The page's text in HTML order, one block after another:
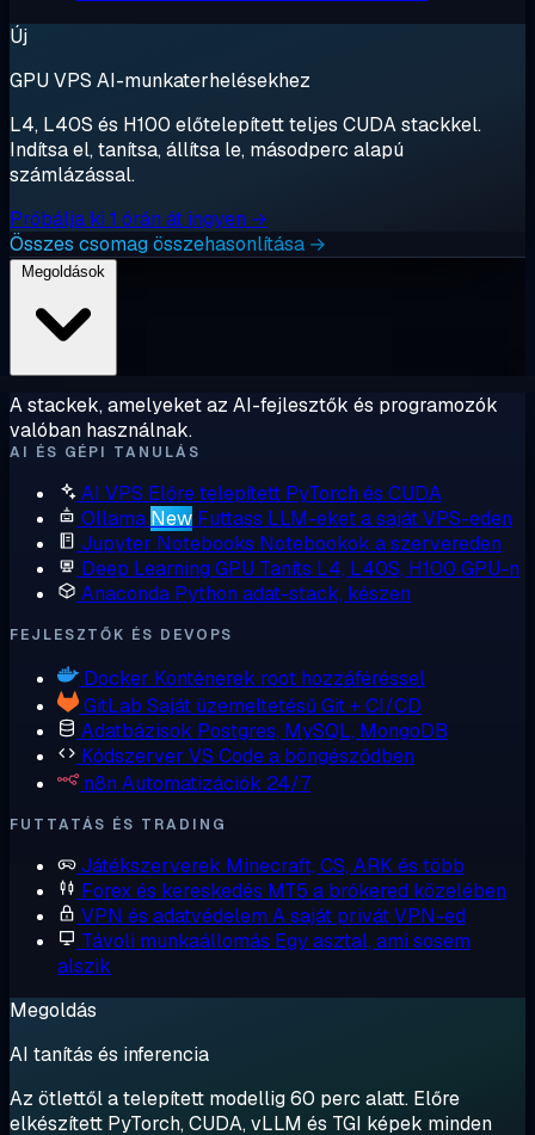
Új
GPU VPS AI-munkaterhelésekhez
L4, L40S és H100 előtelepített teljes CUDA stackkel.
Indítsa el, tanítsa, állítsa le, másodperc alapú
számlázással.
Próbálja ki 1 órán át ingyen →
Összes csomag összehasonlítása →
A stackek, amelyeket az AI-fejlesztők és programozók
valóban használnak.
AI ÉS GÉPI TANULÁS
AI VPS Előre telepített PyTorch és CUDA
Ollama New Futtass LLM-eket a saját VPS-eden
Jupyter Notebooks Notebookok a szervereden
Deep Learning GPU Taníts L4, L40S, H100 GPU-n
Anaconda Python adat-stack, készen
FEJLESZTŐK ÉS DEVOPS
Docker Konténerek root hozzáféréssel
GitLab Saját üzemeltetésű Git + CI/CD
Adatbázisok Postgres, MySQL, MongoDB
Kódszerver VS Code a böngésződben
n8n Automatizációk 24/7
FUTTATÁS ÉS TRADING
Játékszerverek Minecraft, CS, ARK és több
Forex és kereskedés MT5 a brókered közelében
VPN és adatvédelem A saját privát VPN-ed
Távoli munkaállomás Egy asztal, ami sosem
alszik
Megoldás
AI tanítás és inferencia
Az ötlettől a telepített modellig 60 perc alatt. Előre
elkészített PyTorch, CUDA, vLLM és TGI képek minden